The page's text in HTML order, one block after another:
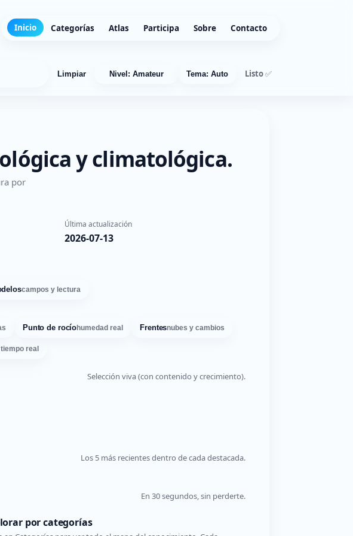
Inicio Categorías Atlas Participa Sobre Contacto
Limpiar Nivel: Amateur Tema: Auto Listo ✅
y climatológica.
por
Última actualización
2026-07-13
campos y lectura
Punto de rocíohumedad real Frentesnubes y cambios
real
Selección viva (con contenido y crecimiento).
Los 5 más recientes dentro de cada destacada.
En 30 segundos, sin perderte.
por categorías